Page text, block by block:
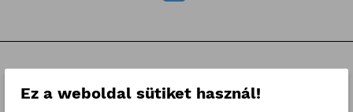
Kategóriák
Ez a weboldal sütiket használ!